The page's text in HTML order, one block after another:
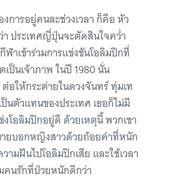
การอยู่คนละช่วงเวลา ก็คือ หัว
า ประเทศญี่ปุ่นจะตัดสินใจคว่ำ
ฬาเข้าร่วมการแข่งขันโอลิมปิกที่
ป็นเจ้าภาพ ในปี 1980 นั่น
อให้กระต่ายในดวงจันทร์ ทุ่มเท
นตัวแทนของประเทศ เธอก็ไม่มี
งโอลิมปิกอยู่ดี ด้วยเหตุนี้ พวกเขา
ยบอกหญิงสาวด้วยถ้อยคำที่หนัก
ามฝันไปโอลิมปิกเสีย และใช้เวลา
นรักที่ป่วยหนักดีกว่า